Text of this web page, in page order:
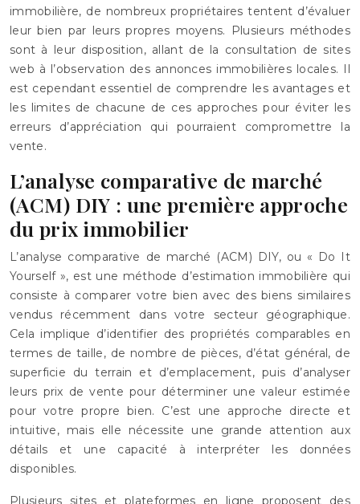
immobilière, de nombreux propriétaires tentent d’évaluer
leur bien par leurs propres moyens. Plusieurs méthodes
sont à leur disposition, allant de la consultation de sites
web à l’observation des annonces immobilières locales. Il
est cependant essentiel de comprendre les avantages et
les limites de chacune de ces approches pour éviter les
erreurs d’appréciation qui pourraient compromettre la
vente.
L’analyse comparative de marché
(ACM) DIY : une première approche
du prix immobilier
L’analyse comparative de marché (ACM) DIY, ou « Do It
Yourself », est une méthode d’estimation immobilière qui
consiste à comparer votre bien avec des biens similaires
vendus récemment dans votre secteur géographique.
Cela implique d’identifier des propriétés comparables en
termes de taille, de nombre de pièces, d’état général, de
superficie du terrain et d’emplacement, puis d’analyser
leurs prix de vente pour déterminer une valeur estimée
pour votre propre bien. C’est une approche directe et
intuitive, mais elle nécessite une grande attention aux
détails et une capacité à interpréter les données
disponibles.
Plusieurs sites et plateformes en ligne proposent des